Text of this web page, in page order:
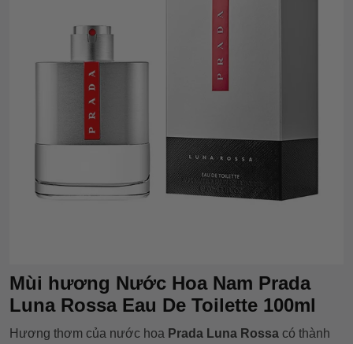
Mùi hương Nước Hoa Nam Prada
Luna Rossa Eau De Toilette 100ml
Hương thơm của nước hoa Prada Luna Rossa có thành